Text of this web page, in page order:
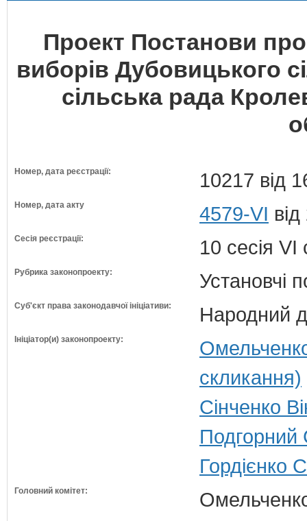
Проект Постанови
виборів Дубовицького
сільська рада
Номер, дата реєстрації: 10217 від
Номер, дата акту 4579-VI
Сесія реєстрації: 10 сесія VI
Рубрика законопроекту: Установчі
Суб'єкт права законодавчої ініціативи: Народний
Ініціатор(и) законопроекту:
скликання)
Сінченко
Подгорний
Гордієнко
Головний комітет: